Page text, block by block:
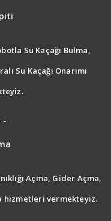
Su Kaçağı Bulma,
Su Kaçağı Onarımı
Açma, Gider Açma,
hizmetleri vermekteyiz.